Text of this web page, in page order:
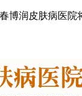
春博润皮肤病医